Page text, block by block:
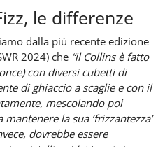
le differenze
dalla più recente edizione
2024) che “il Collins è fatto
con diversi cubetti di
di ghiaccio a scaglie e con il
mescolando poi
la sua ‘frizzantezza’
dovrebbe essere